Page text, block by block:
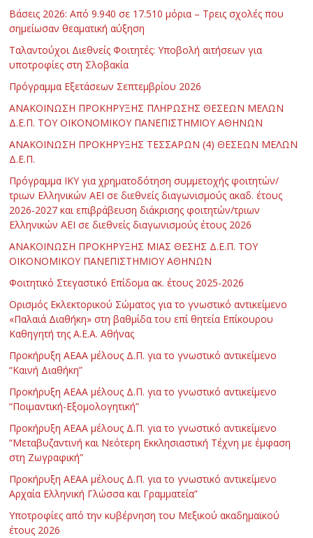
Βάσεις 2026: Από 9.940 σε 17.510 μόρια – Τρεις σχολές που
σημείωσαν θεαματική αύξηση
Ταλαντούχοι Διεθνείς Φοιτητές: Υποβολή αιτήσεων για
υποτροφίες στη Σλοβακία
Πρόγραμμα Εξετάσεων Σεπτεμβρίου 2026
ΑΝΑΚΟΙΝΩΣΗ ΠΡΟΚΗΡΥΞΗΣ ΠΛΗΡΩΣΗΣ ΘΕΣΕΩΝ ΜΕΛΩΝ
Δ.Ε.Π. ΤΟΥ ΟΙΚΟΝΟΜΙΚΟΥ ΠΑΝΕΠΙΣΤΗΜΙΟΥ ΑΘΗΝΩΝ
ΑΝΑΚΟΙΝΩΣΗ ΠΡΟΚΗΡΥΞΗΣ ΤΕΣΣΑΡΩΝ (4) ΘΕΣΕΩΝ ΜΕΛΩΝ
Δ.Ε.Π.
Πρόγραμμα ΙΚΥ για χρηματοδότηση συμμετοχής φοιτητών/
τριων Ελληνικών ΑΕΙ σε διεθνείς διαγωνισμούς ακαδ. έτους
2026-2027 και επιβράβευση διάκρισης φοιτητών/τριων
Ελληνικών ΑΕΙ σε διεθνείς διαγωνισμούς έτους 2026
ΑΝΑΚΟΙΝΩΣΗ ΠΡΟΚΗΡΥΞΗΣ ΜΙΑΣ ΘΕΣΗΣ Δ.Ε.Π. ΤΟΥ
ΟΙΚΟΝΟΜΙΚΟΥ ΠΑΝΕΠΙΣΤΗΜΙΟΥ ΑΘΗΝΩΝ
Φοιτητικό Στεγαστικό Επίδομα ακ. έτους 2025-2026
Ορισμός Εκλεκτορικού Σώματος για το γνωστικό αντικείμενο
«Παλαιά Διαθήκη» στη βαθμίδα του επί θητεία Επίκουρου
Καθηγητή της Α.Ε.Α. Αθήνας
Προκήρυξη ΑΕΑΑ μέλους Δ.Π. για το γνωστικό αντικείμενο
“Καινή Διαθήκη”
Προκήρυξη ΑΕΑΑ μέλους Δ.Π. για το γνωστικό αντικείμενο
“Ποιμαντική-Εξομολογητική”
Προκήρυξη ΑΕΑΑ μέλους Δ.Π. για το γνωστικό αντικείμενο
“Μεταβυζαντινή και Νεότερη Εκκλησιαστική Τέχνη με έμφαση
στη Ζωγραφική”
Προκήρυξη ΑΕΑΑ μέλους Δ.Π. για το γνωστικό αντικείμενο
Αρχαία Ελληνική Γλώσσα και Γραμματεία”
Υποτροφίες από την κυβέρνηση του Μεξικού ακαδημαϊκού
έτους 2026